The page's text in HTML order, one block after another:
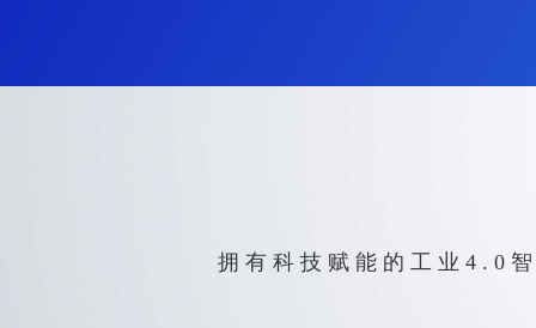
拥 有 科 技 赋 能 的 工 业 4 . 0